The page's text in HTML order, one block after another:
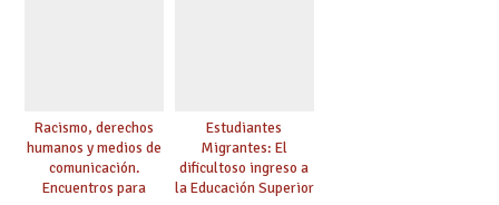
Racismo, derechos
humanos y medios de
comunicación.
Encuentros para
Estudiantes
Migrantes: El
dificultoso ingreso a
la Educación Superior